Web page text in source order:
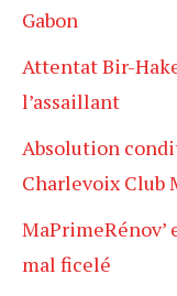
Gabon
Attentat Bir-
l’assaillant
Absolution
Charlevoix Club
mal ficelé